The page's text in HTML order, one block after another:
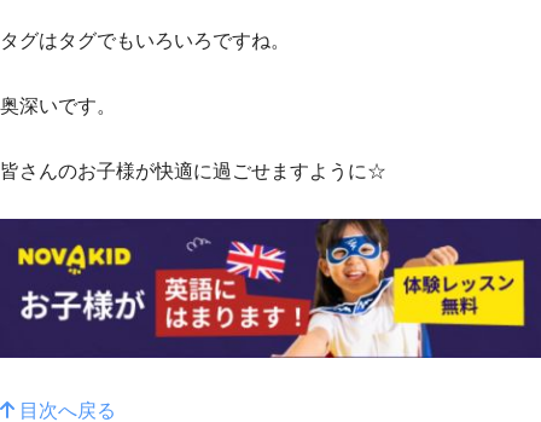
タグはタグでもいろいろですね。
奥深いです。
皆さんのお子様が快適に過ごせますように☆
目次へ戻る